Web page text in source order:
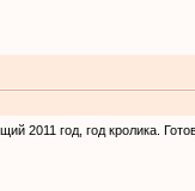
2011 год, год кролика.